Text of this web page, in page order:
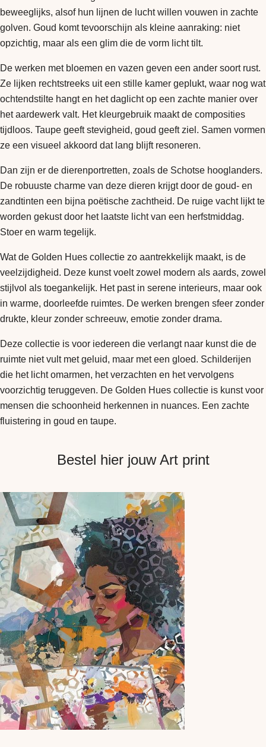
beweeglijks, alsof hun lijnen de lucht willen vouwen in zachte
golven. Goud komt tevoorschijn als kleine aanraking: niet
opzichtig, maar als een glim die de vorm licht tilt.
De werken met bloemen en vazen geven een ander soort rust.
Ze lijken rechtstreeks uit een stille kamer geplukt, waar nog wat
ochtendstilte hangt en het daglicht op een zachte manier over
het aardewerk valt. Het kleurgebruik maakt de composities
tijdloos. Taupe geeft stevigheid, goud geeft ziel. Samen vormen
ze een visueel akkoord dat lang blijft resoneren.
Dan zijn er de dierenportretten, zoals de Schotse hooglanders.
De robuuste charme van deze dieren krijgt door de goud- en
zandtinten een bijna poëtische zachtheid. De ruige vacht lijkt te
worden gekust door het laatste licht van een herfstmiddag.
Stoer en warm tegelijk.
Wat de Golden Hues collectie zo aantrekkelijk maakt, is de
veelzijdigheid. Deze kunst voelt zowel modern als aards, zowel
stijlvol als toegankelijk. Het past in serene interieurs, maar ook
in warme, doorleefde ruimtes. De werken brengen sfeer zonder
drukte, kleur zonder schreeuw, emotie zonder drama.
Deze collectie is voor iedereen die verlangt naar kunst die de
ruimte niet vult met geluid, maar met een gloed. Schilderijen
die het licht omarmen, het verzachten en het vervolgens
voorzichtig teruggeven. De Golden Hues collectie is kunst voor
mensen die schoonheid herkennen in nuances. Een zachte
fluistering in goud en taupe.
Bestel hier jouw Art print